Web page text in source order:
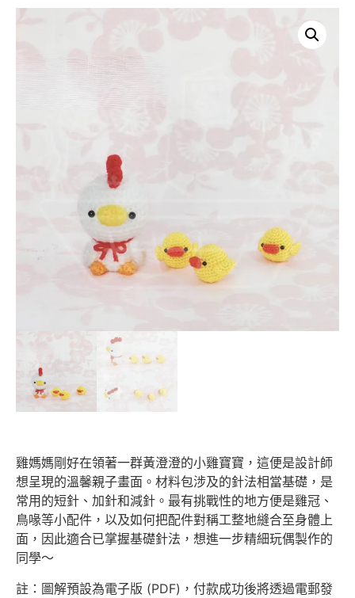
雞媽媽剛好在領著一群黃澄澄的小雞寶寶，這便是設計師
想呈現的溫馨親子畫面。材料包涉及的針法相當基礎，是
常用的短針、加針和減針。最有挑戰性的地方便是雞冠、
鳥喙等小配件，以及如何把配件對稱工整地縫合至身體上
面，因此適合已掌握基礎針法，想進一步精細玩偶製作的
同學～
註：圖解預設為電子版 (PDF)，付款成功後將透過電郵發